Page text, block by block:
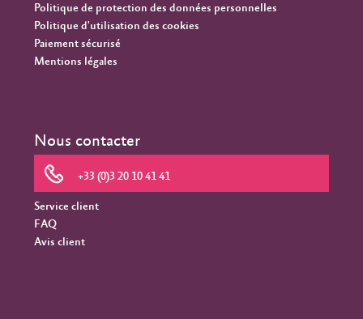
Politique de protection des données personnelles
Politique d'utilisation des cookies
Paiement sécurisé
Mentions légales
Nous contacter
+33 (0)3 20 10 41 41
Service client
FAQ
Avis client